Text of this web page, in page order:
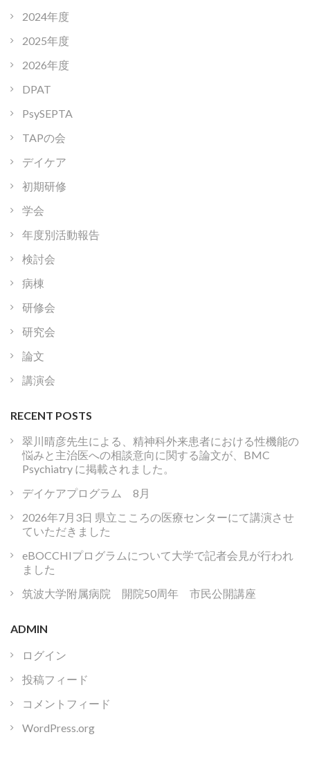
2024年度
2025年度
2026年度
DPAT
PsySEPTA
TAPの会
デイケア
初期研修
学会
年度別活動報告
検討会
病棟
研修会
研究会
論文
講演会
RECENT POSTS
翠川晴彦先生による、精神科外来患者における性機能の
悩みと主治医への相談意向に関する論文が、BMC
Psychiatry に掲載されました。
デイケアプログラム 8月
2026年7月3日 県立こころの医療センターにて講演させ
ていただきました
eBOCCHIプログラムについて大学で記者会見が行われ
ました
筑波大学附属病院 開院50周年 市民公開講座
ADMIN
ログイン
投稿フィード
コメントフィード
WordPress.org